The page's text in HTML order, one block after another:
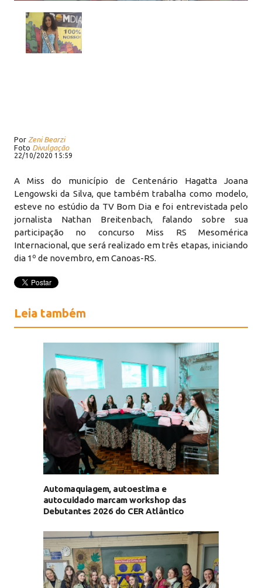
Por Zeni Bearzi
Foto Divulgação
22/10/2020 15:59
A Miss do município de Centenário Hagatta Joana
Lengowski da Silva, que também trabalha como modelo,
esteve no estúdio da TV Bom Dia e foi entrevistada pelo
jornalista Nathan Breitenbach, falando sobre sua
participação no concurso Miss RS Mesomérica
Internacional, que será realizado em três etapas, iniciando
dia 1º de novembro, em Canoas-RS.
Leia também
Automaquiagem, autoestima e
autocuidado marcam workshop das
Debutantes 2026 do CER Atlântico